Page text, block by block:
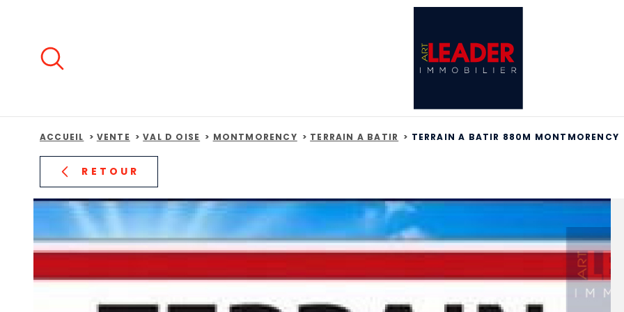
recherche
principal
ACCUEIL VENTE VAL D OISE MONTMORENCY TERRAIN A BATIR TERRAIN A BATIR 880M MONTMORENCY
RETOUR